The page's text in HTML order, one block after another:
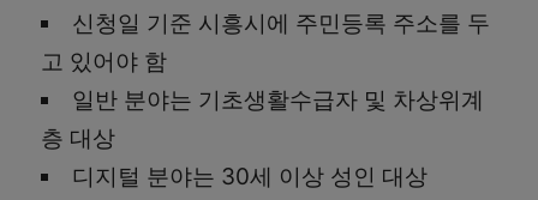
신청일 기준 시흥시에 주민등록 주소를 두
고 있어야 함
일반 분야는 기초생활수급자 및 차상위계
층 대상
디지털 분야는 30세 이상 성인 대상